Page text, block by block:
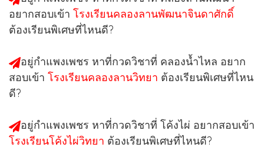
อยากสอบเข้า โรงเรียนคลองลานพัฒนาจินดาศักดิ์
ต้องเรียนพิเศษที่ไหนดี?
อยู่กำแพงเพชร หาที่กวดวิชาที่ คลองน้ำไหล อยาก
สอบเข้า โรงเรียนคลองลานวิทยา ต้องเรียนพิเศษที่ไหน
ดี?
อยู่กำแพงเพชร หาที่กวดวิชาที่ โค้งไผ่ อยากสอบเข้า
โรงเรียนโค้งไผ่วิทยา ต้องเรียนพิเศษที่ไหนดี?